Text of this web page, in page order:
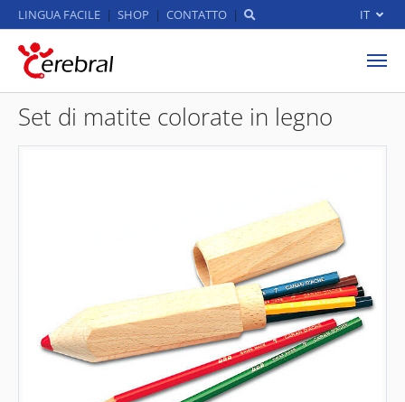
LINGUA FACILE SHOP CONTATTO IT
Set di matite colorate in legno